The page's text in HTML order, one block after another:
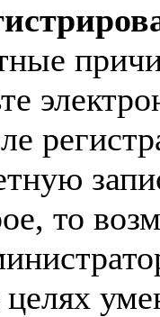
то
целях